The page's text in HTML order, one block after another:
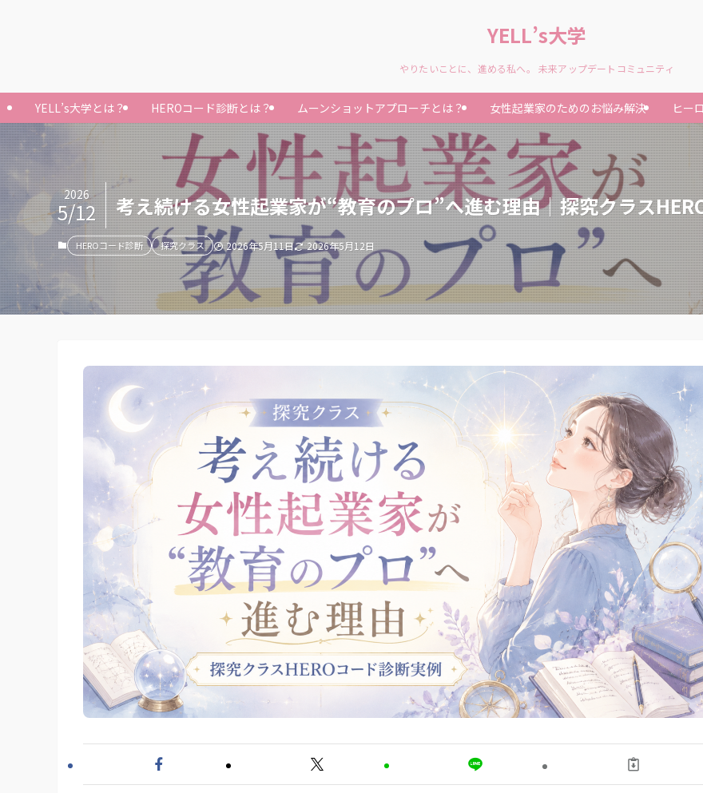
YELL’s大学
やりたいことに、進める私へ。 未来アップデートコミュニティ
YELL’s大学とは？ HEROコード診断とは？ ムーンショットアプローチとは？ 女性起業家のためのお悩み解決 ヒー
考え続ける女性起業家が“教育のプロ”へ進む理由｜探究クラス
2026
5/12
HEROコード診断 探究クラス 2026年5月11日 2026年5月12日